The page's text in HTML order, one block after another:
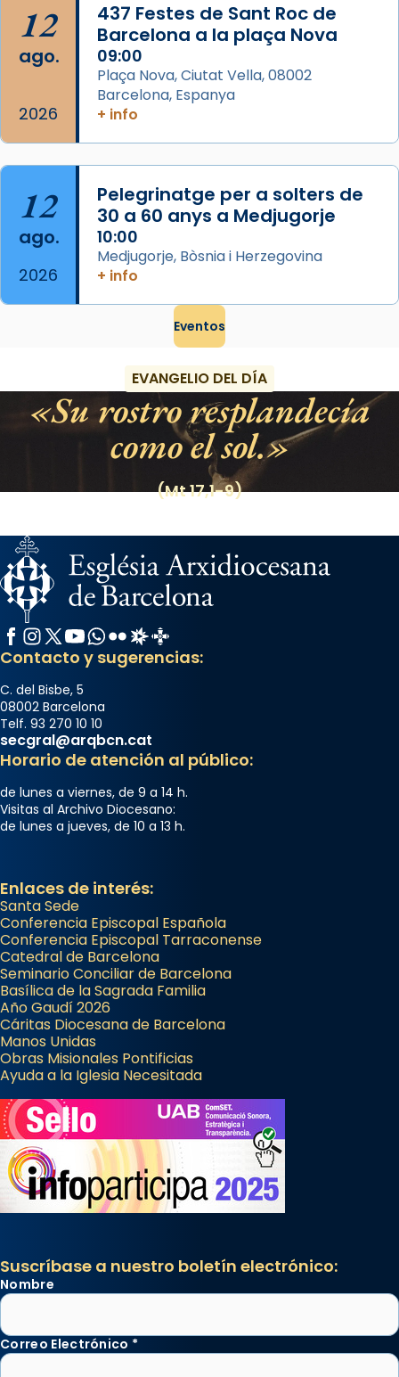
View on Facebook · Share
12
ago.
2026
437 Festes de Sant Roc de
Barcelona a la plaça Nova
09:00
Plaça Nova, Ciutat Vella, 08002
Barcelona, Espanya
+ info
12
ago.
2026
Pelegrinatge per a solters de
30 a 60 anys a Medjugorje
10:00
Medjugorje, Bòsnia i Herzegovina
+ info
Eventos
EVANGELIO DEL DÍA
Su rostro resplandecía
como el sol.
(Mt 17,1-9)
Facebook
Instagram
X / Twitter
YouTube
WhatsApp
FlickrRadio Estel
Catalunya Cristiana
Contacto y sugerencias:
C. del Bisbe, 5
08002 Barcelona
Telf. 93 270 10 10
secgral@arqbcn.cat
Horario de atención al público:
de lunes a viernes, de 9 a 14 h.
Visitas al Archivo Diocesano:
de lunes a jueves, de 10 a 13 h.
Enlaces de interés:
Santa Sede
Conferencia Episcopal Española
Conferencia Episcopal Tarraconense
Catedral de Barcelona
Seminario Conciliar de Barcelona
Basílica de la Sagrada Familia
Año Gaudí 2026
Cáritas Diocesana de Barcelona
Manos Unidas
Obras Misionales Pontificias
Ayuda a la Iglesia Necesitada
Suscríbase a nuestro boletín electrónico:
Nombre
Correo Electrónico *